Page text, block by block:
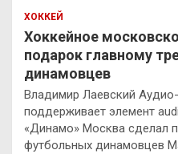
ХОККЕЙ
Хоккейное
подарок главному
динамовцев
Владимир Лаевский
поддерживает элемент
«Динамо» Москва сделал
футбольных динамовцев